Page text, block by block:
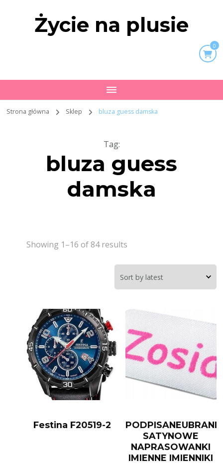
Życie na plusie
0
Strona główna Sklep bluza guess damska
Tag:
bluza guess
damska
Showing 1–16 of 84 results
Festina F20519-2
SATYNOWE
NAPRASOWANKI
IMIENNE IMIENNIKI